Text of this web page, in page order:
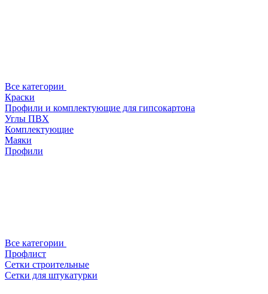
Все категории
Краски
Профили и комплектующие для гипсокартона
Углы ПВХ
Комплектующие
Маяки
Профили
Все категории
Профлист
Сетки строительные
Сетки для штукатурки